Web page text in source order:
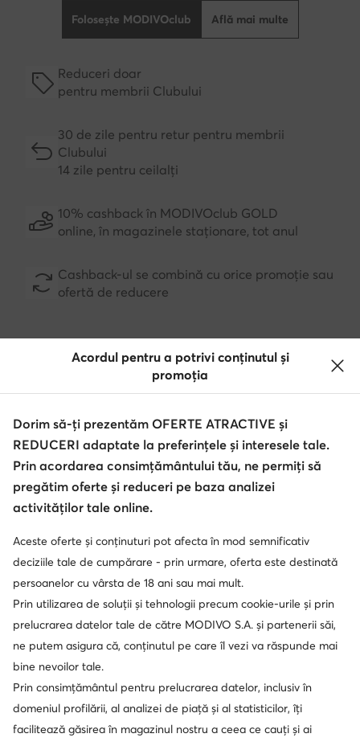
Folosește MODIVOclub Află mai multe
Reduceri doar
pentru membrii Clubului
30 de zile pentru retur pentru membrii
Clubului
14 zile pentru ceilalți
10% cashback în MODIVOclub GOLD
online, în magazinele staționare, tot anul
Cashback-ul se combină cu orice promoție sau
ofertă de reducere
Schimbă țara: Rumunia (RO)
Descărcă aplicația
Serviciu clienți
Despre noi
Informații
Acordul pentru a potrivi conținutul și
promoția
Dorim să-ți prezentăm OFERTE ATRACTIVE și
REDUCERI adaptate la preferințele și interesele tale.
Prin acordarea consimțământului tău, ne permiți să
pregătim oferte și reduceri pe baza analizei
activităților tale online.
Aceste oferte și conținuturi pot afecta în mod semnificativ
deciziile tale de cumpărare - prin urmare, oferta este destinată
persoanelor cu vârsta de 18 ani sau mai mult.
Prin utilizarea de soluții și tehnologii precum cookie-urile și prin
prelucrarea datelor tale de către MODIVO S.A. și partenerii săi,
ne putem asigura că, conținutul pe care îl vezi va răspunde mai
bine nevoilor tale.
Prin consimțământul pentru prelucrarea datelor, inclusiv în
domeniul profilării, al analizei de piață și al statisticilor, îți
facilitează găsirea în magazinul nostru a ceea ce cauți și ai